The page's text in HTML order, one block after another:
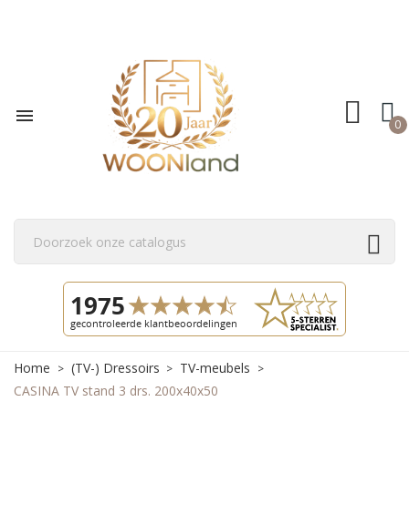
 0
Home (TV-) Dressoirs
TV-meubels
CASINA TV stand 3 drs. 200x40x50